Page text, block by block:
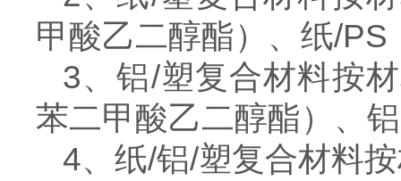
甲酸乙二醇酯）、纸/
3、铝/塑复合材料按
苯二甲酸乙二醇酯）、
4、纸/铝/塑复合材料